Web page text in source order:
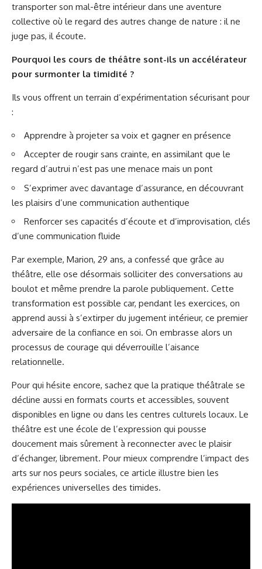
transporter son mal-être intérieur dans une aventure
collective où le regard des autres change de nature : il ne
juge pas, il écoute.
Pourquoi les cours de théâtre sont-ils un accélérateur
pour surmonter la timidité ?
Ils vous offrent un terrain d’expérimentation sécurisant pour
:
Apprendre à projeter sa voix et gagner en présence
Accepter de rougir sans crainte, en assimilant que le
regard d’autrui n’est pas une menace mais un pont
S’exprimer avec davantage d’assurance, en découvrant
les plaisirs d’une communication authentique
Renforcer ses capacités d’écoute et d’improvisation, clés
d’une communication fluide
Par exemple, Marion, 29 ans, a confessé que grâce au
théâtre, elle ose désormais solliciter des conversations au
boulot et même prendre la parole publiquement. Cette
transformation est possible car, pendant les exercices, on
apprend aussi à s’extirper du jugement intérieur, ce premier
adversaire de la confiance en soi. On embrasse alors un
processus de courage qui déverrouille l’aisance
relationnelle.
Pour qui hésite encore, sachez que la pratique théâtrale se
décline aussi en formats courts et accessibles, souvent
disponibles en ligne ou dans les centres culturels locaux. Le
théâtre est une école de l’expression qui pousse
doucement mais sûrement à reconnecter avec le plaisir
d’échanger, librement. Pour mieux comprendre l’impact des
arts sur nos peurs sociales, ce article illustre bien les
expériences universelles des timides.